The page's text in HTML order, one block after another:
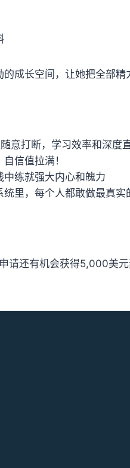
成长空间，让她把全部精
意打断，学习效率和深度直
信值拉满！
练就强大内心和魄力
里，每个人都敢做最真实
还有机会获得5,000美元